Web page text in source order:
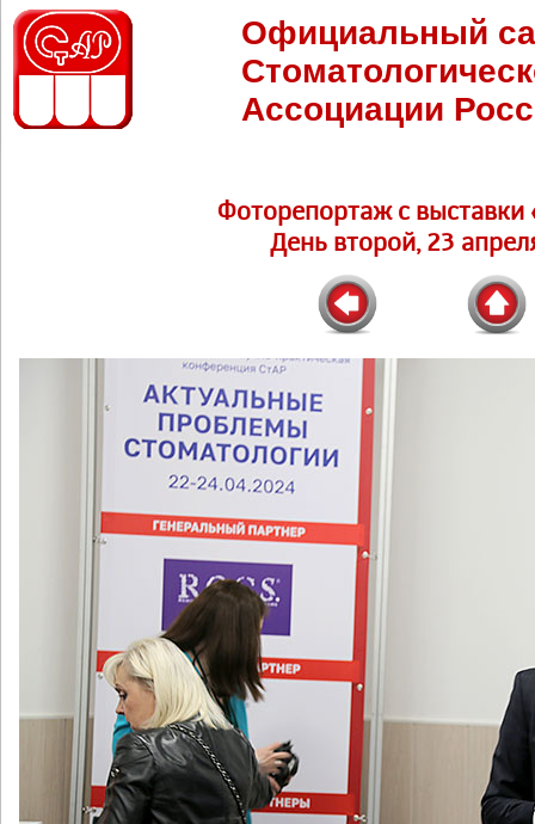
Официальный
Ассоциации
Фоторепортаж c выставки
День второй, 23